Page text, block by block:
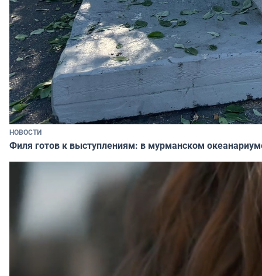
НОВОСТИ
Филя готов к выступлениям: в мурманском